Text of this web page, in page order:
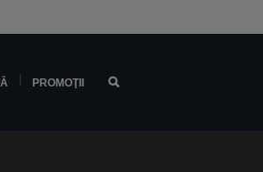
PROMOŢII